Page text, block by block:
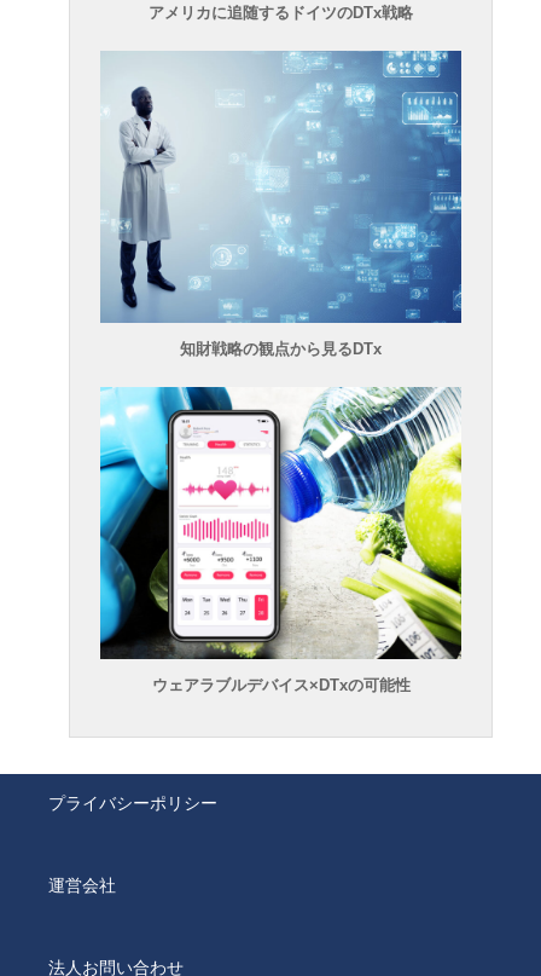
アメリカに追随するドイツのDTx戦略
知財戦略の観点から見るDTx
ウェアラブルデバイス×DTxの可能性
プライバシーポリシー
運営会社
法人お問い合わせ